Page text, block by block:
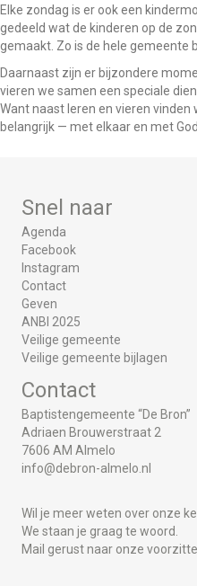
Elke zondag is er ook een
gedeeld wat de kinderen op de
gemaakt. Zo is de hele gemeente
Daarnaast zijn er bijzondere
vieren we samen een speciale
Want naast leren en vieren
belangrijk — met elkaar en met
Snel naar
Agenda
Facebook
Instagram
Contact
Geven
ANBI 2025
Veilige gemeente
Veilige gemeente bijlagen
Contact
Baptistengemeente “De Bron”
Adriaen Brouwerstraat 2
7606 AM Almelo
info@debron-almelo.nl
Wil je meer weten over onze
We staan je graag te woord.
Mail gerust naar onze